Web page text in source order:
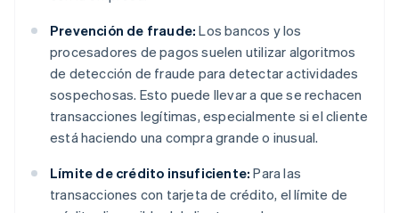
Prevención de fraude: Los bancos y los
procesadores de pagos suelen utilizar algoritmos
de detección de fraude para detectar actividades
sospechosas. Esto puede llevar a que se rechacen
transacciones legítimas, especialmente si el cliente
está haciendo una compra grande o inusual.
Límite de crédito insuficiente: Para las
transacciones con tarjeta de crédito, el límite de